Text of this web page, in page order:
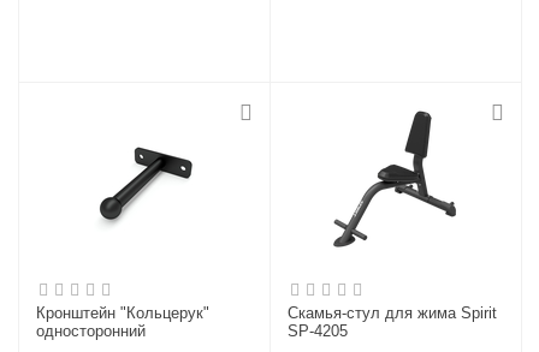
Кронштейн "Кольцерук"
односторонний
Скамья-стул для жима Spirit
SP-4205